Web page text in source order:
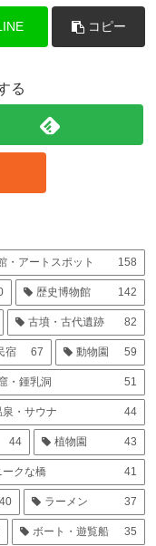
コピー
る
・アートスポット 158
歴史博物館 142
古墳・古代遺跡 82
宿 67 動物園 59
・鍾乳洞 51
泉・サウナ 44
44 植物園 43
ークな橋 41
40 ラーメン 37
ボート・遊覧船 35